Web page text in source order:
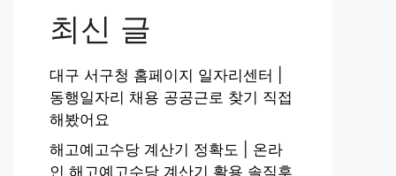
최신 글
대구 서구청 홈페이지 일자리센터 |
동행일자리 채용 공공근로 찾기 직접
해봤어요
해고예고수당 계산기 정확도 | 온라
인 해고예고수당 계산기 활용 솔직후